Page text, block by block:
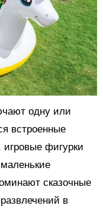
одну или
встроенные
игровые фигурки
сказочные
в